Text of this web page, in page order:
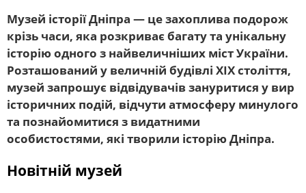
Музей історії Дніпра — це захоплива подорож
крізь часи, яка розкриває багату та унікальну
історію одного з найвеличніших міст України.
Розташований у величній будівлі XIX століття,
музей запрошує відвідувачів зануритися у вир
історичних подій, відчути атмосферу минулого
та познайомитися з видатними
особистостями, які творили історію Дніпра.
Новітній музей